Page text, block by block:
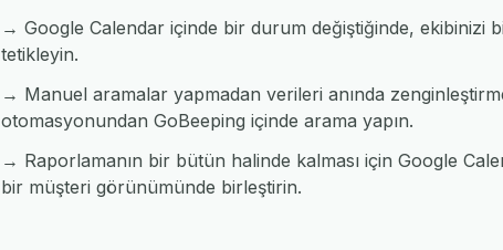
→ Google Calendar içinde bir durum değiştiğinde, ekibinizi
tetikleyin.
→ Manuel aramalar yapmadan verileri anında
otomasyonundan GoBeeping içinde arama yapın.
→ Raporlamanın bir bütün halinde kalması için Google
bir müşteri görünümünde birleştirin.